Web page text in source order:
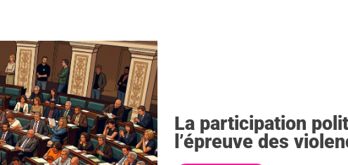
La participation
l’épreuve des